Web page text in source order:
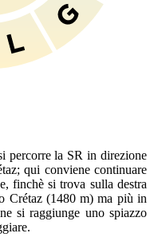
percorre la SR in direzione
qui conviene continuare
finchè si trova sulla destra
Crétaz (1480 m) ma più in
si raggiunge uno spiazzo